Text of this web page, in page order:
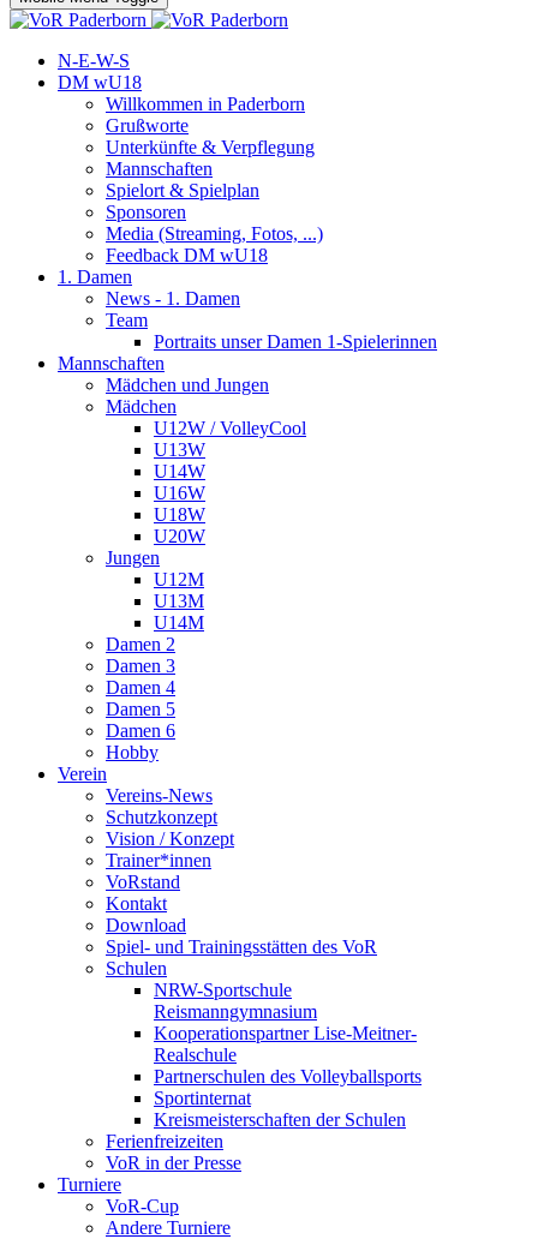
N-E-W-S
DM wU18
Willkommen in Paderborn
Grußworte
Unterkünfte & Verpflegung
Mannschaften
Spielort & Spielplan
Sponsoren
Media (Streaming, Fotos, ...)
Feedback DM wU18
1. Damen
News - 1. Damen
Team
Portraits unser Damen 1-Spielerinnen
Mannschaften
Mädchen und Jungen
Mädchen
U12W / VolleyCool
U13W
U14W
U16W
U18W
U20W
Jungen
U12M
U13M
U14M
Damen 2
Damen 3
Damen 4
Damen 5
Damen 6
Hobby
Verein
Vereins-News
Schutzkonzept
Vision / Konzept
Trainer*innen
VoRstand
Kontakt
Download
Spiel- und Trainingsstätten des VoR
Schulen
NRW-Sportschule
Reismanngymnasium
Kooperationspartner Lise-Meitner-
Realschule
Partnerschulen des Volleyballsports
Sportinternat
Kreismeisterschaften der Schulen
Ferienfreizeiten
VoR in der Presse
Turniere
VoR-Cup
Andere Turniere